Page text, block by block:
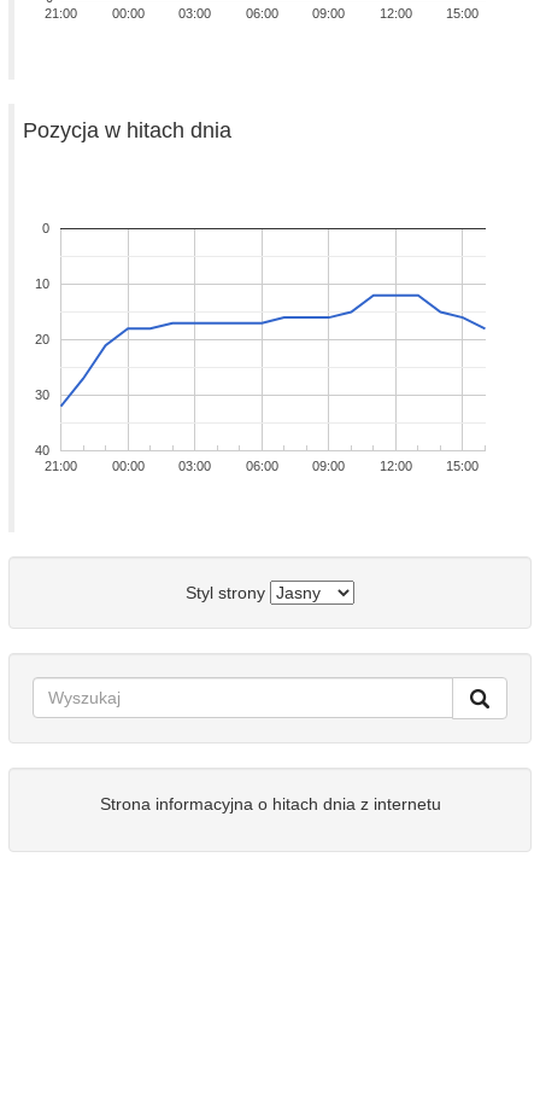
21:00 00:00 03:00 06:00 09:00 12:00 15:00
Pozycja w hitach dnia
21:00 00:00 03:00 06:00 09:00 12:00 15:00
0
10
20
30
40
Styl strony
Strona informacyjna o hitach dnia z internetu